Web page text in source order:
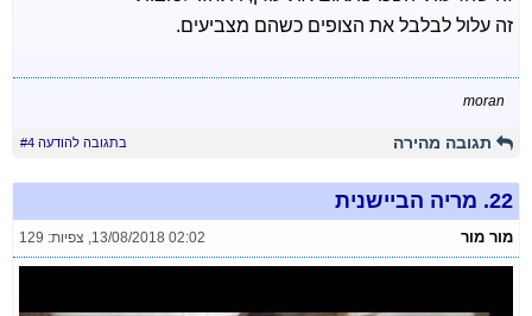
זה עלול לבלבל את הצופים כשהם מצביעים.
moran
תגובה מהירה בתגובה להודעה #4
22. מריה הביישנית
מור מור 13/08/2018 02:02
, צפיות: 129